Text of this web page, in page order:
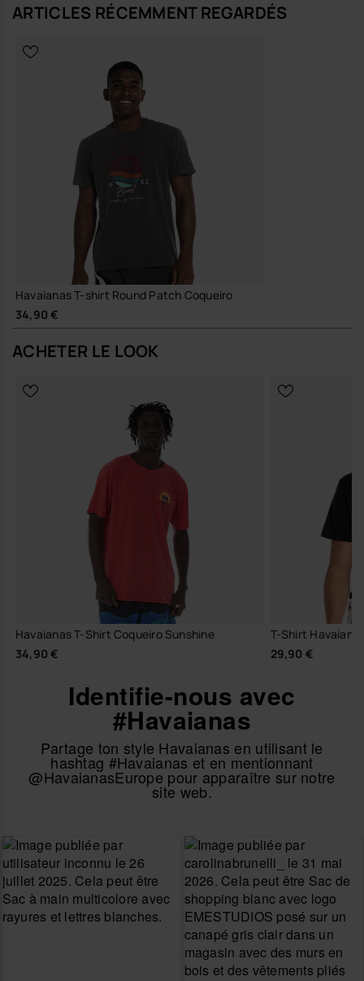
ARTICLES RÉCEMMENT REGARDÉS
Havaianas T-shirt Round Patch Coqueiro
34,90 €
ACHETER LE LOOK
Havaianas T-Shirt Coqueiro Sunshine
34,90 €
T-Shirt
29,90 €
Identifie-nous avec
#Havaianas
Partage ton style Havaianas en utilisant le
hashtag #Havaianas et en mentionnant
@HavaianasEurope pour apparaître sur notre
site web.